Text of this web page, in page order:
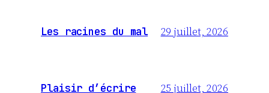
Les racines du mal 29 juillet, 2026
Plaisir d’écrire 25 juillet, 2026